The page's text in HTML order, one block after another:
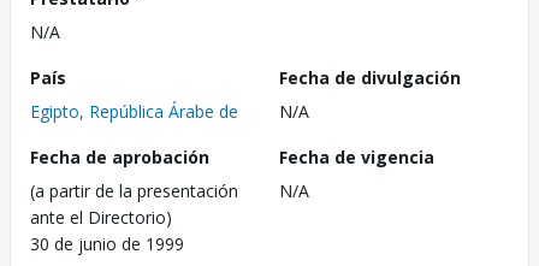
N/A
País
Egipto, República Árabe de
Fecha de divulgación
N/A
Fecha de aprobación
(a partir de la presentación
ante el Directorio)
30 de junio de 1999
Fecha de vigencia
N/A